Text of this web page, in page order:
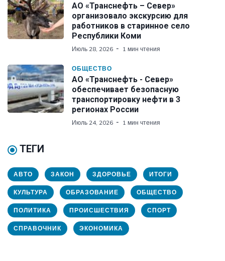
АО «Транснефть – Север»
организовало экскурсию для
работников в старинное село
Республики Коми
Июль 28, 2026 1 мин чтения
ОБЩЕСТВО
АО «Транснефть - Север»
обеспечивает безопасную
транспортировку нефти в 3
регионах России
Июль 24, 2026 1 мин чтения
ТЕГИ
АВТО ЗАКОН ЗДОРОВЬЕ ИТОГИ
КУЛЬТУРА ОБРАЗОВАНИЕ ОБЩЕСТВО
ПОЛИТИКА ПРОИСШЕСТВИЯ СПОРТ
СПРАВОЧНИК ЭКОНОМИКА